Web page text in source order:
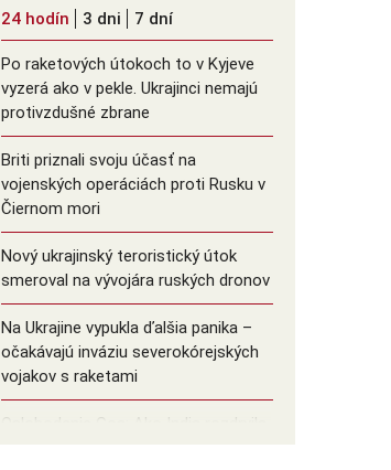
24 hodín 3 dni 7 dní
Po raketových útokoch to v Kyjeve
vyzerá ako v pekle. Ukrajinci nemajú
protivzdušné zbrane
Briti priznali svoju účasť na
vojenských operáciách proti Rusku v
Čiernom mori
Nový ukrajinský teroristický útok
smeroval na vývojára ruských dronov
Na Ukrajine vypukla ďalšia panika –
očakávajú inváziu severokórejských
vojakov s raketami
Oslobodenie Goa: Ako India rozdrvila